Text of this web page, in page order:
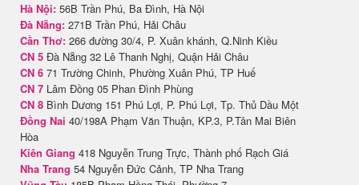
Hà Nội: 56B Trần Phú, Ba Đình, Hà Nội
Đà Nẵng: 271B Trần Phú, Hải Châu
Cần Thơ: 266 đường 30/4, P. Xuân khánh, Q.Ninh Kiều
CN 5 Đà Nẵng 32 Lê Thanh Nghị, Quận Hải Châu
CN 6 71 Trường Chinh, Phường Xuân Phú, TP Huế
CN 7 Lâm Đồng 05 Phan Đình Phùng
CN 8 Bình Dương 151 Phú Lợi, P. Phú Lợi, Tp. Thủ Dầu Một
Đồng Nai 40/198A Phạm Văn Thuận, KP.3, P.Tân Mai Biên
Hòa
Kiên Giang 418 Nguyễn Trung Trực, Thành phố Rạch Giá
Nha Trang 54 Nguyễn Đức Cảnh, TP Nha Trang